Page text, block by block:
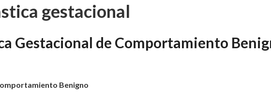
gestacional
Gestacional de Comportamiento
Benigno